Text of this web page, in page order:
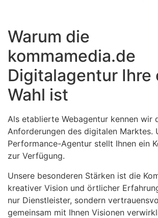
Warum die
kommamedia.de
Digitalagentur Ihre
Wahl ist
Als etablierte Webagentur kennen wir
Anforderungen des digitalen Marktes.
Performance-Agentur stellt Ihnen ein
zur Verfügung.
Unsere besonderen Stärken ist die
kreativer Vision und örtlicher
nur Dienstleister, sondern
gemeinsam mit Ihnen Visionen